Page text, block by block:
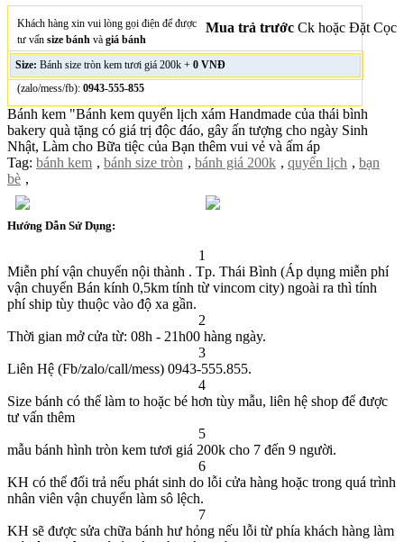
Mua trả trước Ck hoặc Đặt Cọc
Size: Bánh size tròn kem tươi giá 200k + 0 VNĐ
Khách hàng xin vui lòng gọi điện để được
tư vấn size bánh và giá bánh
(zalo/mess/fb): 0943-555-855
Bánh kem "Bánh kem quyển lịch xám Handmade của thái bình
bakery quà tặng có giá trị độc đáo, gây ấn tượng cho ngày Sinh
Nhật, Làm cho Bữa tiệc của Bạn thêm vui vẻ và ấm áp
Tag: bánh kem , bánh size tròn , bánh giá 200k , quyển lịch , bạn
bè ,
Hướng Dẫn Sử Dụng:
1
Miễn phí vận chuyển nội thành . Tp. Thái Bình (Áp dụng miễn phí
vận chuyển Bán kính 0,5km tính từ vincom city) ngoài ra thì tính
phí ship tùy thuộc vào độ xa gần.
2
Thời gian mở cửa từ: 08h - 21h00 hàng ngày.
3
Liên Hệ (Fb/zalo/call/mess) 0943-555.855.
4
Size bánh có thể làm to hoặc bé hơn tùy mẫu, liên hệ shop để được
tư vấn thêm
5
mẫu bánh hình tròn kem tươi giá 200k cho 7 đến 9 người.
6
KH có thể đổi trả nếu phát sinh do lỗi cửa hàng hoặc trong quá trình
nhân viên vận chuyển làm sô lệch.
7
KH sẽ được sửa chữa bánh hư hỏng nếu lỗi từ phía khách hàng làm